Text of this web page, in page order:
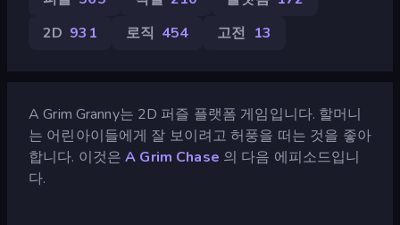
2D 931 로직 454 고전 13
A Grim Granny는 2D 퍼즐 플랫폼 게임입니다. 할머니
는 어린아이들에게 잘 보이려고 허풍을 떠는 것을 좋아
합니다. 이것은A Grim Chase 의 다음 에피소드입니
다.